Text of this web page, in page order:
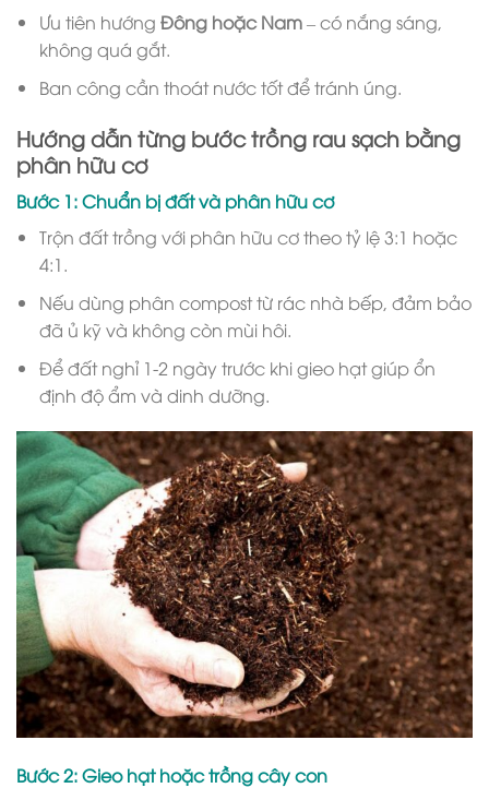
Ưu tiên hướng Đông hoặc Nam– có nắng sáng,
không quá gắt.
Ban công cần thoát nước tốt để tránh úng.
Hướng dẫn từng bước trồng rau sạch bằng
phân hữu cơ
Bước 1: Chuẩn bị đất và phân hữu cơ
Trộn đất trồng với phân hữu cơ theo tỷ lệ 3:1 hoặc
4:1.
Nếu dùng phân compost từ rác nhà bếp, đảm bảo
đã ủ kỹ và không còn mùi hôi.
Để đất nghỉ 1-2 ngày trước khi gieo hạt giúp ổn
định độ ẩm và dinh dưỡng.
Bước 2: Gieo hạt hoặc trồng cây con